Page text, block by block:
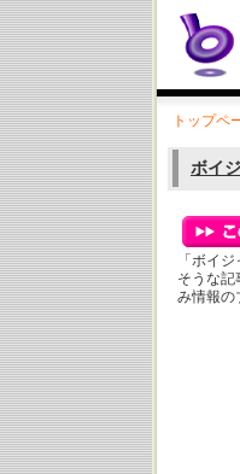
トップペ
ボイ
「ボイ
そうな記
み情報の